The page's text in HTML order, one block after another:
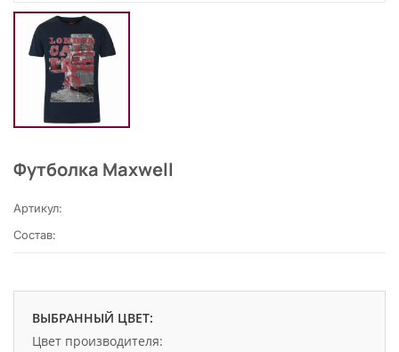
Футболка Maxwell
Артикул:
Состав:
ВЫБРАННЫЙ ЦВЕТ:
Цвет производителя: